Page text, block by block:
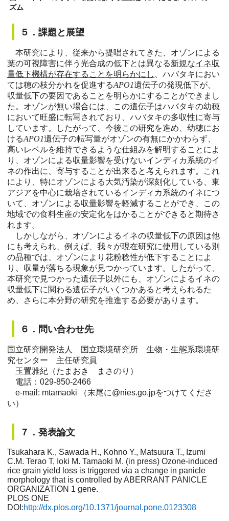
ズム
５．課題と展望
本研究により、従来から提唱されてきた、オゾンによる
葉の可視障害に伴う光合成の低下とは異なる新規なイネ収
量低下機構が存在することを明らかにし
、ハバタキにおい
ては穂の枝分かれを促進するAPO1遺伝子の発現低下が、
収量低下の要因であることを明らかにすることができまし
た。オゾンが無い場合には、この遺伝子はハバタキの幼穂
において旺盛に転写されており、ハバタキの多収性に寄与
しています。したがって、今後この研究を進め、幼穂にお
けるAPO1遺伝子の転写量がオゾンの有無にかかわらず、
高いレベルを維持できるような仕組みを解明することによ
り、オゾンによる収量影響を受けないインディカ系統のイ
ネの作出に、寄与することが出来ると考えられます。これ
により、特にオゾンによる大気汚染が深刻化している、東
アジアを中心に栽培されているインディカ系統のイネにつ
いて、オゾンによる収量影響を軽減することができ、この
地域での食料生産の安定化をはかることができると期待さ
れます。
しかしながら、オゾンによるイネの収量低下の原因は他
にも考えられ、例えば、我々が現在研究に使用している別
の品種では、オゾンにより花粉稔性が低下することによ
り、収量が落ちる現象が見つかっています。したがって、
本研究で見つかった遺伝子以外にも、オゾンによるイネの
収量低下に関わる遺伝子がいくつかあると考えられるた
め、さらに本分野の研究を推進する必要があります。
６．問い合わせ先
国立研究開発法人 国立環境研究所 生物・生態系環境研
究センター 主任研究員
玉置雅紀（たまおき まさのり）
電話：029-850-2466
e-mail: mtamaoki （末尾に@nies.go.jpをつけてくださ
い）
７．発表論文
Tsukahara K., Sawada H., Kohno Y., Matsuura T., Izumi
C.M. Terao T, Ioki M. Tamaoki M. (in press) Ozone-induced
rice grain yield loss is triggered via a change in panicle
morphology that is controlled by ABERRANT PANICLE
ORGANIZATION 1 gene.
PLOS ONE
DOI:http://dx.plos.org/10.1371/journal.pone.0123308